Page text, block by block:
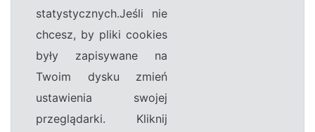
statystycznych.Jeśli nie
chcesz, by pliki cookies
były zapisywane na
Twoim dysku zmień
ustawienia swojej
przeglądarki. Kliknij